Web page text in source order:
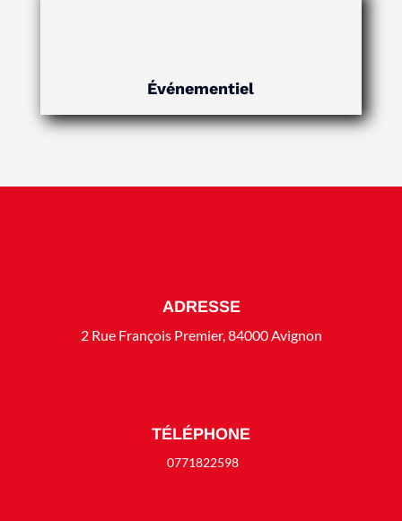
Événementiel
ADRESSE
2 Rue François Premier, 84000 Avignon
TÉLÉPHONE
0771822598